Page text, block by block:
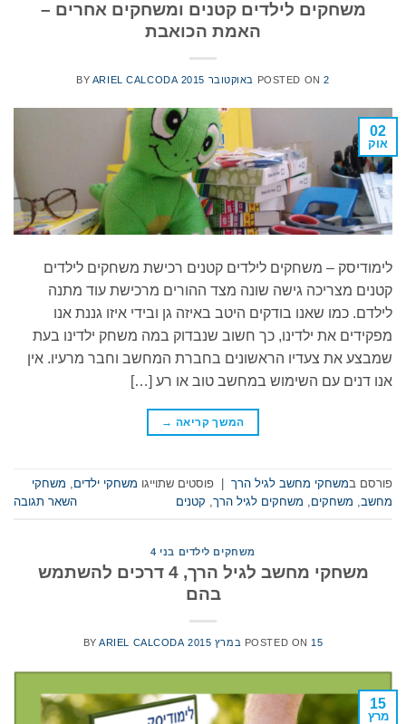
משחקים לילדים קטנים ומשחקים אחרים –
האמת הכואבת
POSTED ON2 באוקטובר 2015 BY ARIEL CALCODA
02
אוק
לימודיסק – משחקים לילדים קטנים רכישת משחקים לילדים
קטנים מצריכה גישה שונה מצד ההורים מרכישת עוד מתנה
לילדם. כמו שאנו בודקים היטב באיזה גן ובידי איזו גננת אנו
מפקידים את ילדינו, כך חשוב שנבדוק במה משחק ילדינו בעת
שמבצע את צעדיו הראשונים בחברת המחשב וחבר מרעיו. אין
אנו דנים עם השימוש במחשב טוב או רע […]
המשך קריאה →
פורסם במשחקי מחשב לגיל הרך פוסטים שתוייגו משחקי ילדים, משחקי
מחשב, משחקים, משחקים לגיל הרך, קטנים השאר תגובה
משחקים לילדים בני 4
משחקי מחשב לגיל הרך, 4 דרכים להשתמש
בהם
POSTED ON 15 במרץ 2015 BYARIEL CALCODA
15
מרץ